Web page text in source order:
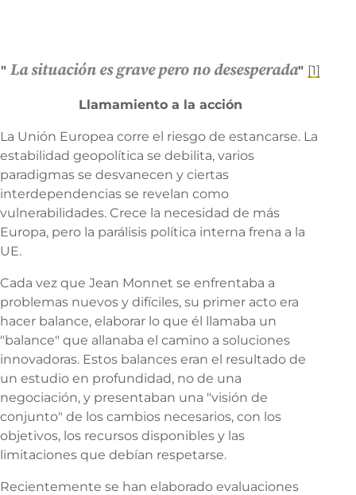
" La situación es grave pero no desesperada" [1]
Llamamiento a la acción
La Unión Europea corre el riesgo de estancarse. La
estabilidad geopolítica se debilita, varios
paradigmas se desvanecen y ciertas
interdependencias se revelan como
vulnerabilidades. Crece la necesidad de más
Europa, pero la parálisis política interna frena a la
UE.
Cada vez que Jean Monnet se enfrentaba a
problemas nuevos y difíciles, su primer acto era
hacer balance, elaborar lo que él llamaba un
"balance" que allanaba el camino a soluciones
innovadoras. Estos balances eran el resultado de
un estudio en profundidad, no de una
negociación, y presentaban una "visión de
conjunto" de los cambios necesarios, con los
objetivos, los recursos disponibles y las
limitaciones que debían respetarse.
Recientemente se han elaborado evaluaciones